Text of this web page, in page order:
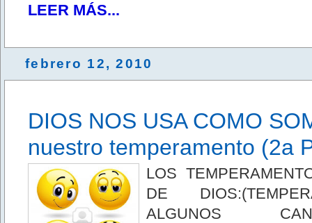
LEER MÁS...
febrero 12, 2010
DIOS NOS USA COMO
nuestro temperamento (2a
LOS
DE
ALGUNOS